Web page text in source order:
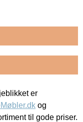
er
og
til gode priser.